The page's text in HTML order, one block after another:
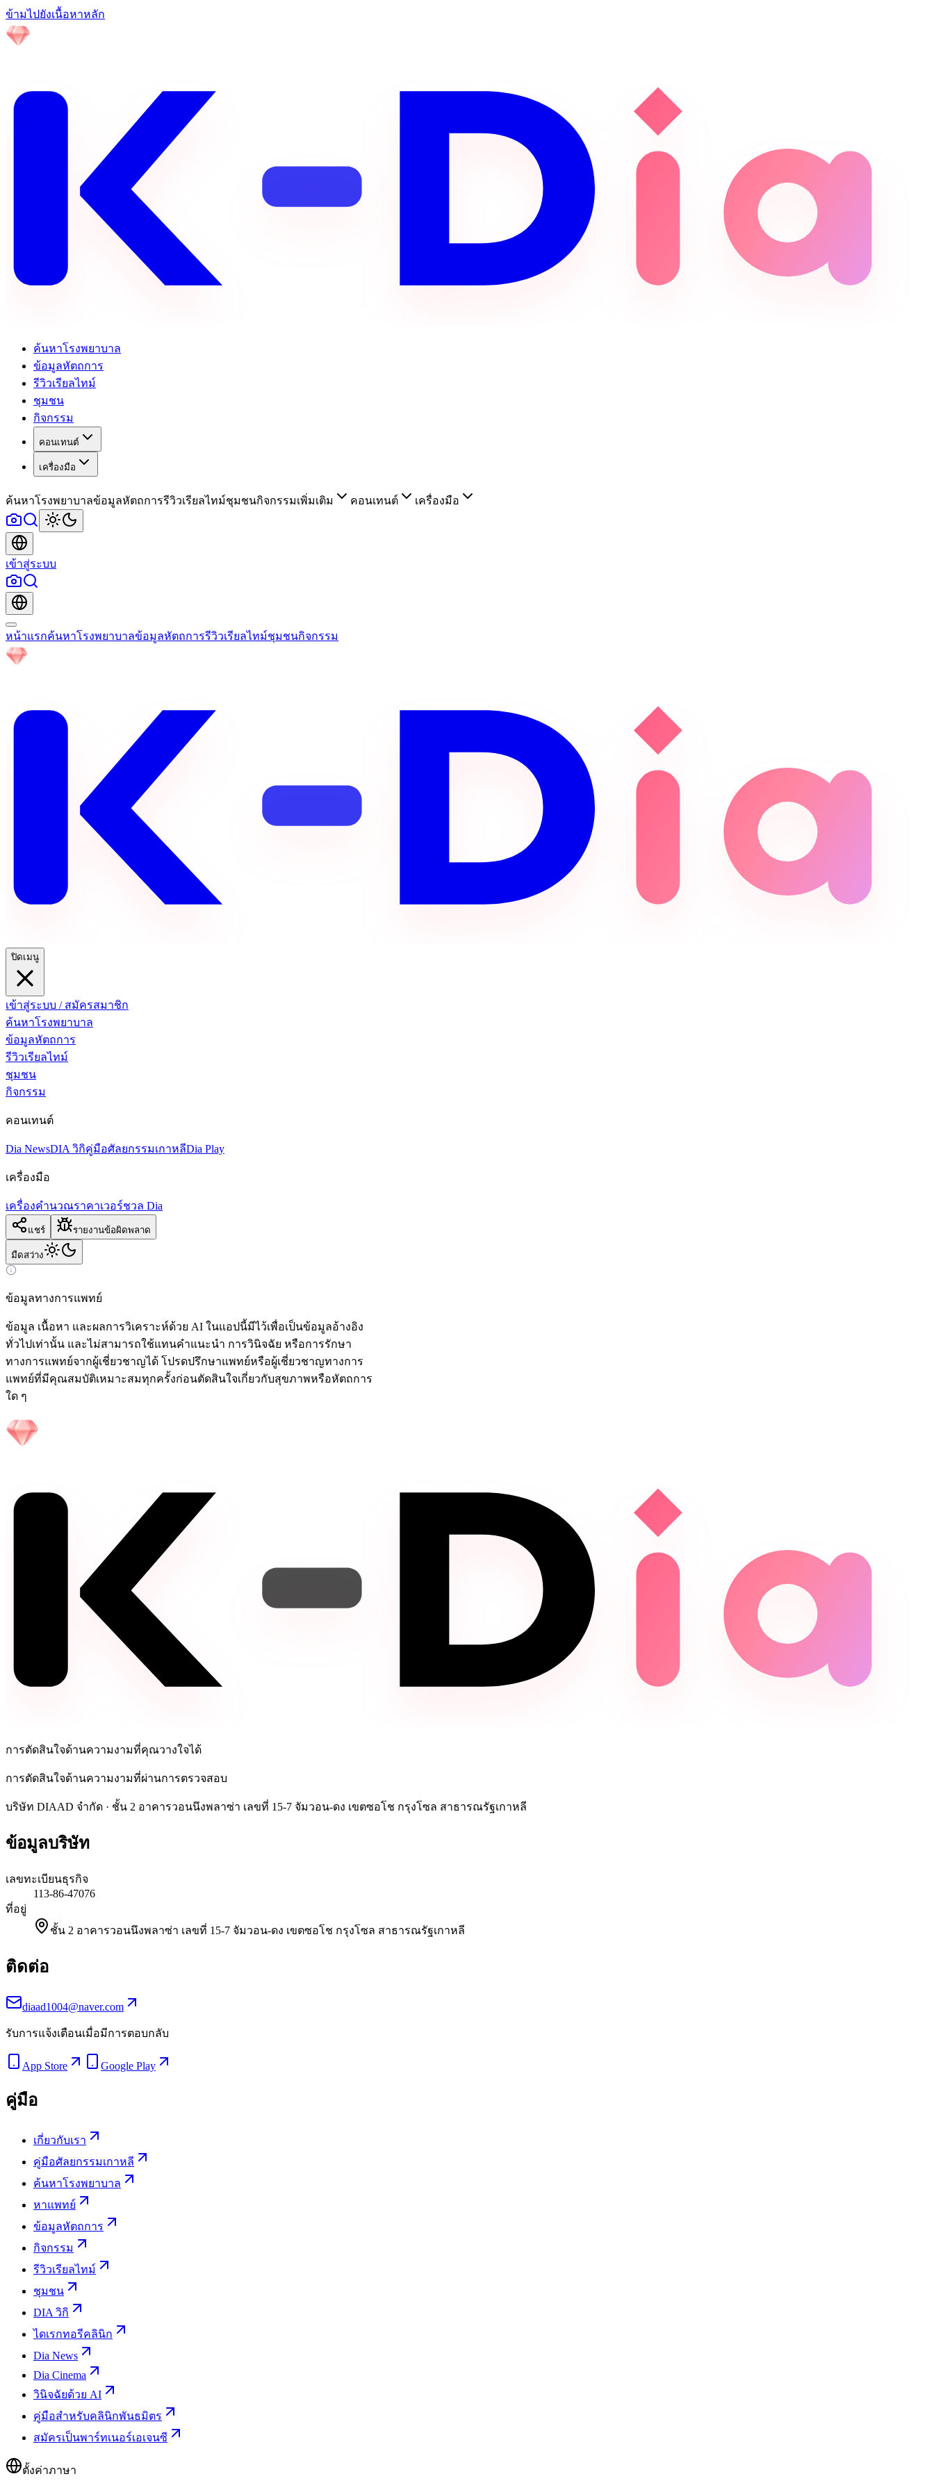
ข้ามไปยังเนื้อหาหลัก
ค้นหาโรงพยาบาล
ข้อมูลหัตถการ
รีวิวเรียลไทม์
ชุมชน
กิจกรรม
คอนเทนต์
เครื่องมือ
ค้นหาโรงพยาบาลข้อมูลหัตถการรีวิวเรียลไทม์ชุมชนกิจกรรมเพิ่มเติม คอนเทนต์ เครื่องมือ
เข้าสู่ระบบ
หน้าแรกค้นหาโรงพยาบาลข้อมูลหัตถการรีวิวเรียลไทม์ชุมชนกิจกรรม
ปิดเมนู
เข้าสู่ระบบ / สมัครสมาชิก
ค้นหาโรงพยาบาล
ข้อมูลหัตถการ
รีวิวเรียลไทม์
ชุมชน
กิจกรรม
คอนเทนต์
Dia NewsDIA วิกิคู่มือศัลยกรรมเกาหลีDia Play
เครื่องมือ
เครื่องคำนวณราคาเวอร์ชวล Dia
แชร์ รายงานข้อผิดพลาด
มืดสว่าง
ข้อมูลทางการแพทย์
ข้อมูล เนื้อหา และผลการวิเคราะห์ด้วย AI ในแอปนี้มีไว้เพื่อเป็นข้อมูลอ้างอิง
ทั่วไปเท่านั้น และไม่สามารถใช้แทนคำแนะนำ การวินิจฉัย หรือการรักษา
ทางการแพทย์จากผู้เชี่ยวชาญได้ โปรดปรึกษาแพทย์หรือผู้เชี่ยวชาญทางการ
แพทย์ที่มีคุณสมบัติเหมาะสมทุกครั้งก่อนตัดสินใจเกี่ยวกับสุขภาพหรือหัตถการ
ใด ๆ
การตัดสินใจด้านความงามที่คุณวางใจได้
การตัดสินใจด้านความงามที่ผ่านการตรวจสอบ
บริษัท DIAAD จำกัด · ชั้น 2 อาคารวอนนึงพลาซ่า เลขที่ 15-7 จัมวอน-ดง เขตซอโช กรุงโซล สาธารณรัฐเกาหลี
ข้อมูลบริษัท
เลขทะเบียนธุรกิจ
113-86-47076
ที่อยู่
ชั้น 2 อาคารวอนนึงพลาซ่า เลขที่ 15-7 จัมวอน-ดง เขตซอโช กรุงโซล สาธารณรัฐเกาหลี
ติดต่อ
diaad1004@naver.com
รับการแจ้งเตือนเมื่อมีการตอบกลับ
App Store Google Play
คู่มือ
เกี่ยวกับเรา
คู่มือศัลยกรรมเกาหลี
ค้นหาโรงพยาบาล
หาแพทย์
ข้อมูลหัตถการ
กิจกรรม
รีวิวเรียลไทม์
ชุมชน
DIA วิกิ
ไดเรกทอรีคลินิก
Dia News
Dia Cinema
วินิจฉัยด้วย AI
คู่มือสำหรับคลินิกพันธมิตร
สมัครเป็นพาร์ทเนอร์เอเจนซี
ตั้งค่าภาษา